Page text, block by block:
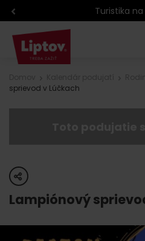
Turistika
sprievod v Lúčkach
share
Lampiónový